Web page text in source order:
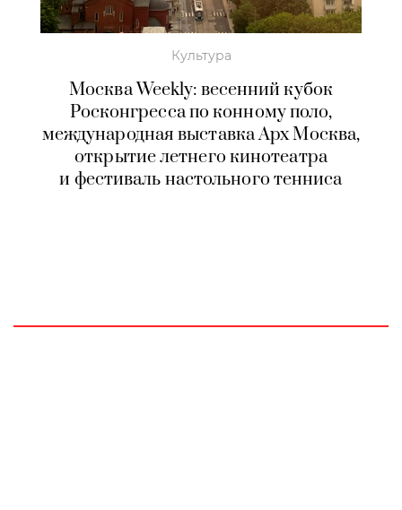
Культура
Москва Weekly: весенний кубок
Росконгресса по конному поло,
международная выставка Арх Москва,
открытие летнего кинотеатра
и фестиваль настольного тенниса